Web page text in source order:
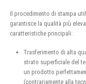
Il procedimento di stampa
garantisce la qualità più
caratteristiche principali:
Trasferimento di alta
strato superficiale del
un prodotto
(contrariamente alla